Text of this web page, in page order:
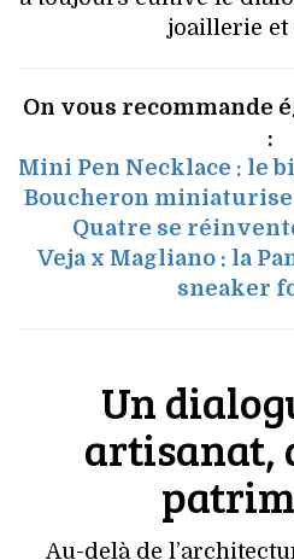
joaillerie et
On vous recommande
:
Mini Pen Necklace : le
Boucheron miniaturise
Quatre se
Veja x Magliano : la
sneaker
Un
artisanat,
Au-delà de